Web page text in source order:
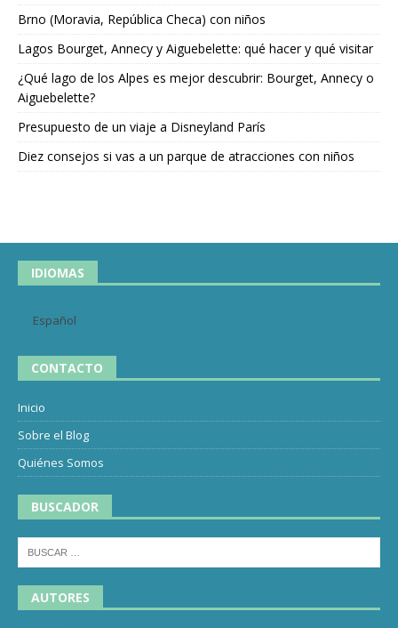
Brno (Moravia, República Checa) con niños
Lagos Bourget, Annecy y Aiguebelette: qué hacer y qué visitar
¿Qué lago de los Alpes es mejor descubrir: Bourget, Annecy o
Aiguebelette?
Presupuesto de un viaje a Disneyland París
Diez consejos si vas a un parque de atracciones con niños
IDIOMAS
Español
CONTACTO
Inicio
Sobre el Blog
Quiénes Somos
BUSCADOR
AUTORES